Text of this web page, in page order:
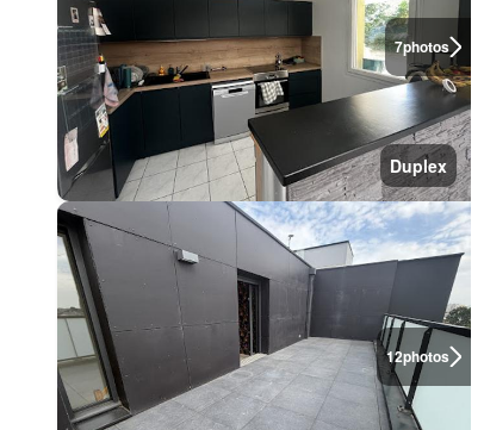
7photos
Duplex
12photos